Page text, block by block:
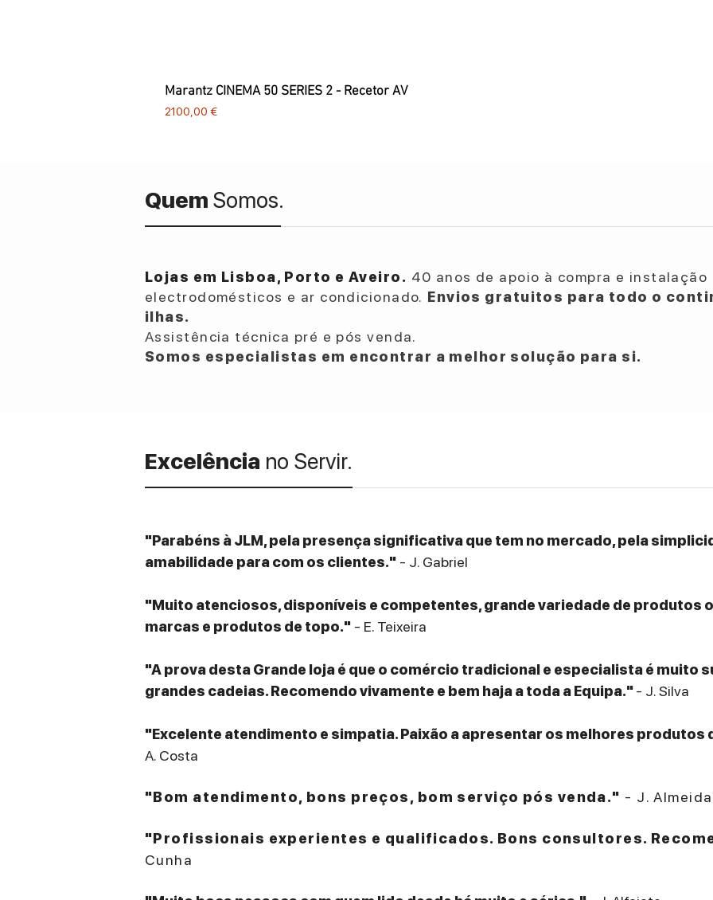
Marantz CINEMA 50 SERIES 2 - Recetor AV
Preço
2100,00 €
Quem Somos.
Lojas em Lisboa, Porto e Aveiro. 40 anos de apoio à compra e instalação
electrodomésticos e ar condicionado. Envios gratuitos para todo o
ilhas.
Assistência técnica pré e pós venda.
Somos especialistas em encontrar a melhor solução para si.
Excelência no Servir.
"Parabéns à JLM, pela presença significativa que tem no mercado, pela
amabilidade para com os clientes." - J. Gabriel
"Muito atenciosos, disponíveis e competentes, grande variedade de produtos
marcas e produtos de topo." - E. Teixeira
"A prova desta Grande loja é que o comércio tradicional e especialista é muito
grandes cadeias. Recomendo vivamente e bem haja a toda a Equipa."- J. Silva
"Excelente atendimento e simpatia. Paixão a apresentar os melhores produtos
A. Costa
"Bom atendimento, bons preços, bom serviço pós venda." - J. Almeida
"Profissionais experientes e qualificados. Bons consultores.
Cunha